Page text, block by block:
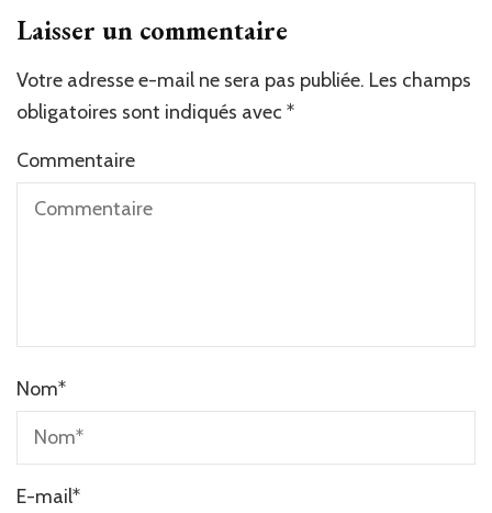
Laisser un commentaire
Votre adresse e-mail ne sera pas publiée. Les champs
obligatoires sont indiqués avec *
Commentaire
Nom*
E-mail*